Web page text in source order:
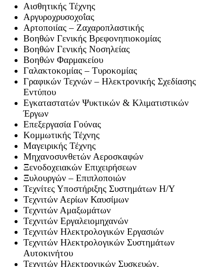
Αισθητικής Τέχνης
Αργυροχρυσοχοΐας
Αρτοποιίας – Ζαχαροπλαστικής
Βοηθών Γενικής Βρεφονηπιοκομίας
Βοηθών Γενικής Νοσηλείας
Βοηθών Φαρμακείου
Γαλακτοκομίας – Τυροκομίας
Γραφικών Τεχνών – Ηλεκτρονικής Σχεδίασης
Εντύπου
Εγκαταστατών Ψυκτικών & Κλιματιστικών
Έργων
Επεξεργασία Γούνας
Κομμωτικής Τέχνης
Μαγειρικής Τέχνης
Μηχανοσυνθετών Αεροσκαφών
Ξενοδοχειακών Επιχειρήσεων
Ξυλουργών – Επιπλοποιών
Τεχνίτες Υποστήριξης Συστημάτων Η/Υ
Τεχνιτών Αερίων Καυσίμων
Τεχνιτών Αμαξωμάτων
Τεχνιτών Εργαλειομηχανών
Τεχνιτών Ηλεκτρολογικών Εργασιών
Τεχνιτών Ηλεκτρολογικών Συστημάτων
Αυτοκινήτου
Τεχνιτών Ηλεκτρονικών Συσκευών,